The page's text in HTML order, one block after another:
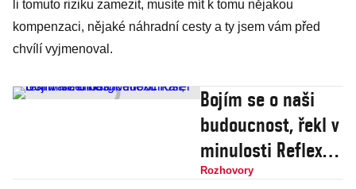
li tomuto riziku zamezit, musíte mít k tomu nějakou
kompenzaci, nějaké náhradní cesty a ty jsem vám před
chvílí vyjmenoval.
Bojím se o naši
budoucnost, řekl v
minulosti Reflexu
Karel
Rozhovory